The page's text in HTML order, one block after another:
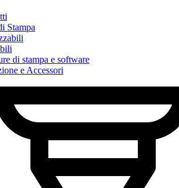
Stampa
di stampa e software
e Accessori